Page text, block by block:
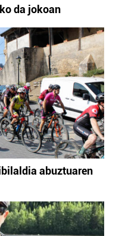
da jokoan
abuztuaren